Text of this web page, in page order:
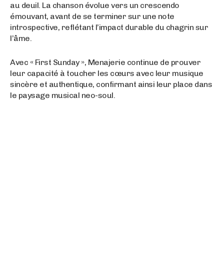
au deuil. La chanson évolue vers un crescendo
émouvant, avant de se terminer sur une note
introspective, reflétant l’impact durable du chagrin sur
l’âme.
Avec « First Sunday », Menajerie continue de prouver
leur capacité à toucher les cœurs avec leur musique
sincère et authentique, confirmant ainsi leur place dans
le paysage musical neo-soul.